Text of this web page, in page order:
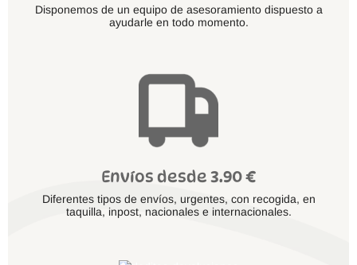
Disponemos de un equipo de asesoramiento dispuesto a
ayudarle en todo momento.
Envíos desde 3.90 €
Diferentes tipos de envíos, urgentes, con recogida, en
taquilla, inpost, nacionales e internacionales.